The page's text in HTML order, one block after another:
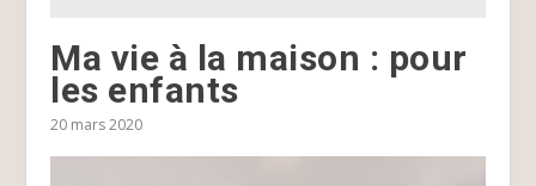
Ma vie à la maison : pour
les enfants
20 mars 2020